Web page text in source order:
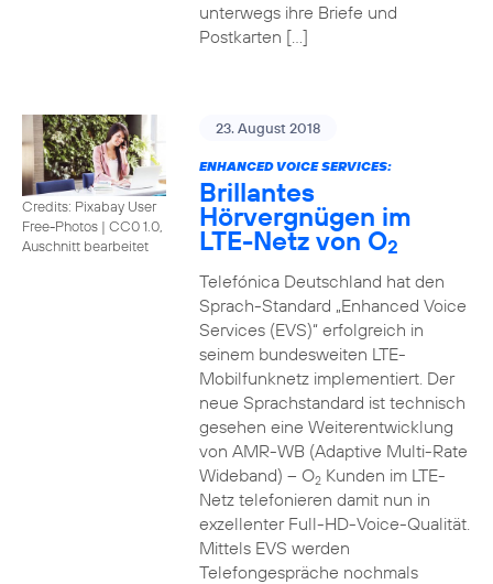
unterwegs ihre Briefe und
Postkarten […]
Credits: Pixabay User
Free-Photos | CC0 1.0,
Auschnitt bearbeitet
23. August 2018
ENHANCED VOICE SERVICES:
Brillantes
Hörvergnügen im
LTE-Netz von O2
Telefónica Deutschland hat den
Sprach-Standard „Enhanced Voice
Services (EVS)“ erfolgreich in
seinem bundesweiten LTE-
Mobilfunknetz implementiert. Der
neue Sprachstandard ist technisch
gesehen eine Weiterentwicklung
von AMR-WB (Adaptive Multi-Rate
Wideband) – O2Kunden im LTE-
Netz telefonieren damit nun in
exzellenter Full-HD-Voice-Qualität.
Mittels EVS werden
Telefongespräche nochmals